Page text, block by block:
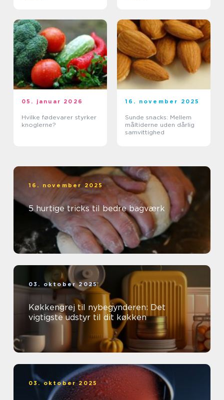
05. januar 2026
Hvilke fødevarer styrker
knoglerne?
16. november 2025
Sunde snacks: Mellem
måltiderne uden dårlig
samvittighed
16. november 2025
5 hurtige tricks til bedre bagværk
03. oktober 2025
Køkkengrej til nybegynderen: Det
vigtigste udstyr til dit køkken
03. oktober 2025